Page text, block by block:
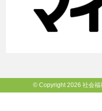
© Copyright 2026 社会福